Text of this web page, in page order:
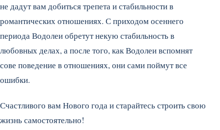
не дадут вам добиться трепета и стабильности в
романтических отношениях. С приходом осеннего
периода Водолеи обретут некую стабильность в
любовных делах, а после того, как Водолеи вспомнят
сове поведение в отношениях, они сами поймут все
ошибки.
Счастливого вам Нового года и старайтесь строить свою
жизнь самостоятельно!